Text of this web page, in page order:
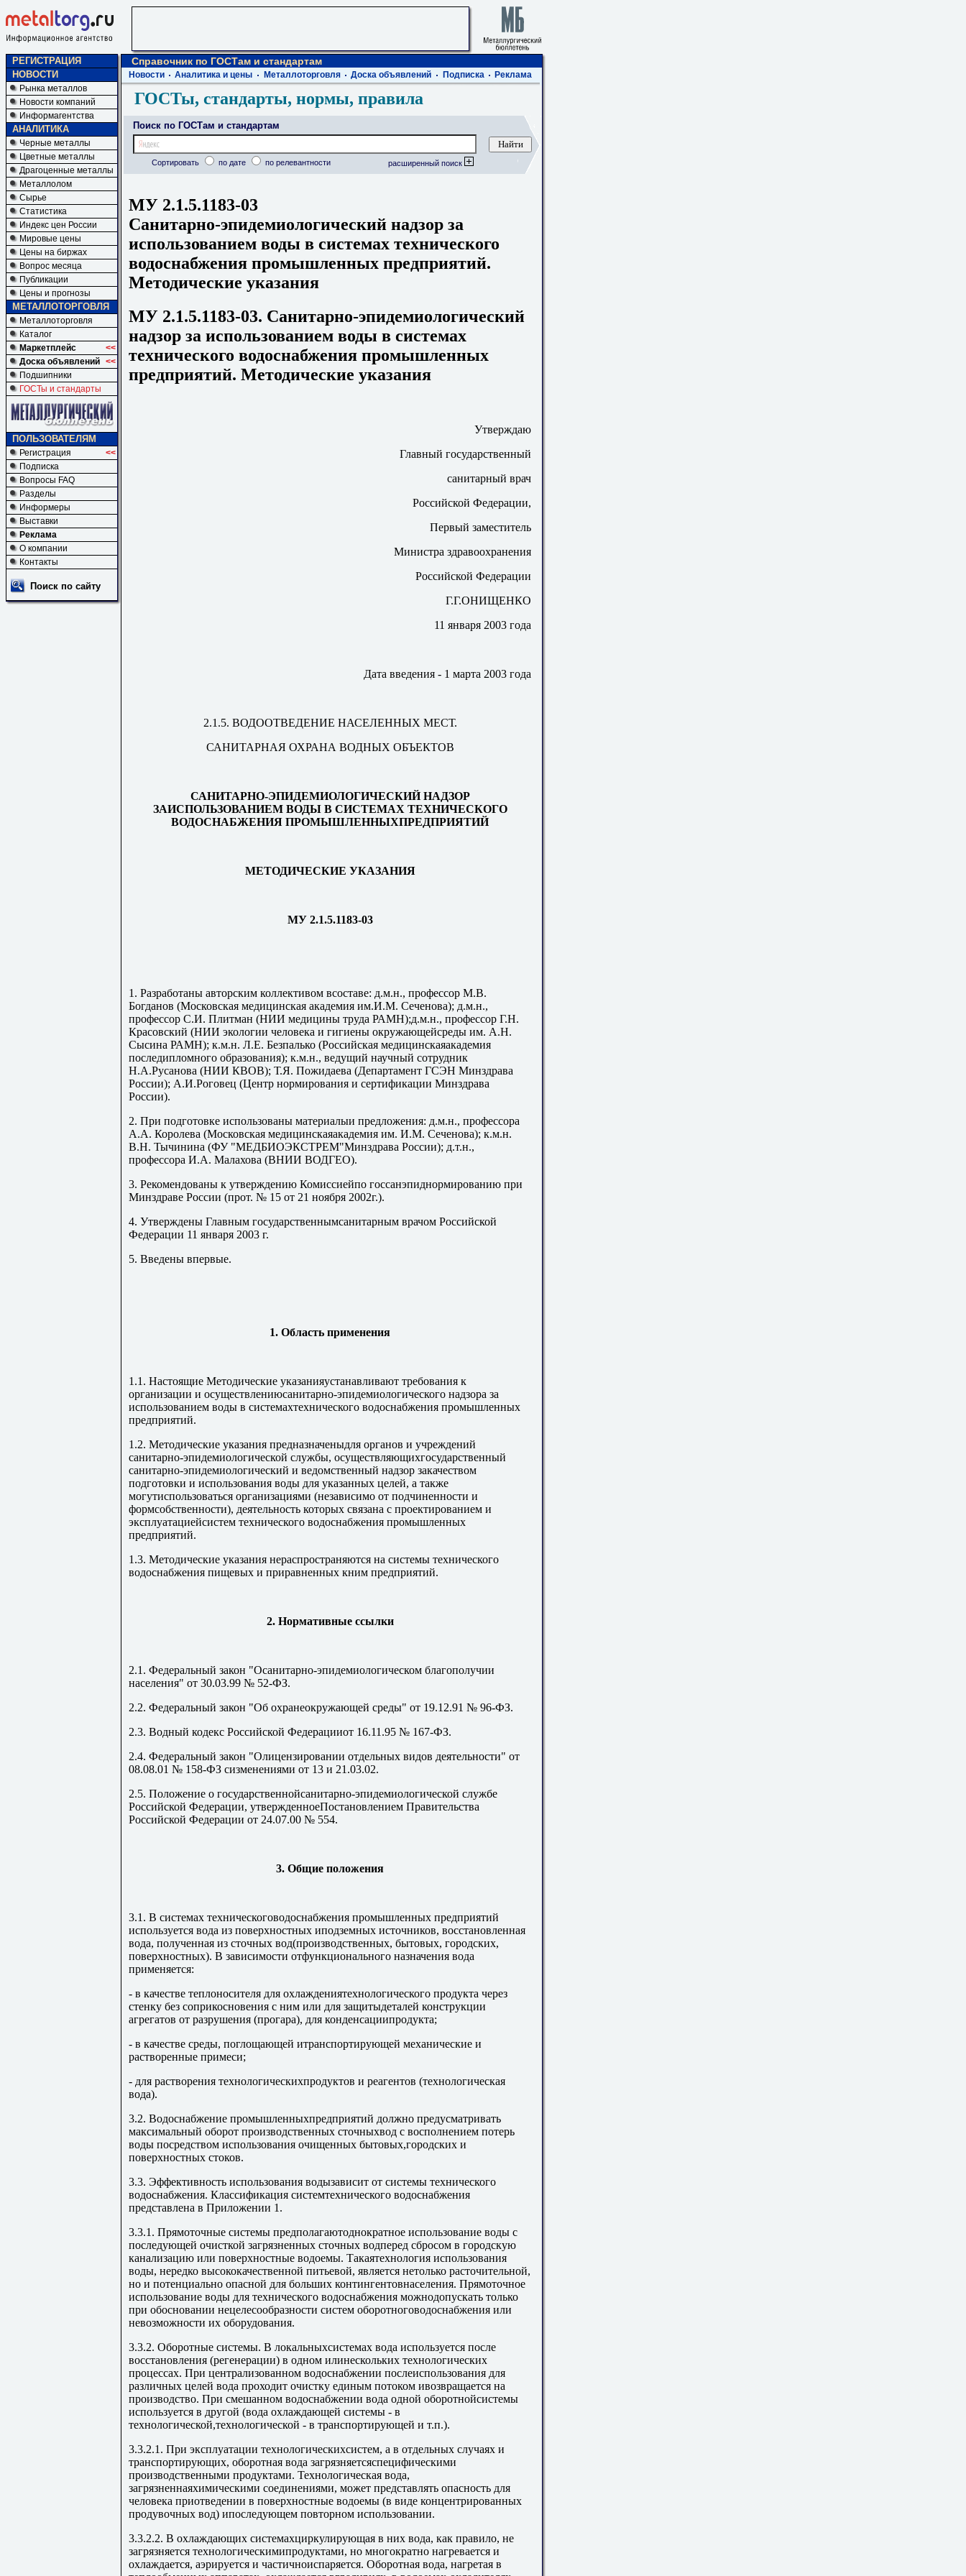
РЕГИСТРАЦИЯ
НОВОСТИ
Рынка металлов
Новости компаний
Информагентства
АНАЛИТИКА
Черные металлы
Цветные металлы
Драгоценные металлы
Металлолом
Сырье
Статистика
Индекс цен России
Мировые цены
Цены на биржах
Вопрос месяца
Публикации
Цены и прогнозы
МЕТАЛЛОТОРГОВЛЯ
Металлоторговля
Каталог
Маркетплейс
<<
Доска объявлений <<
Подшипники
ГОСТы и стандарты
ПОЛЬЗОВАТЕЛЯМ
Регистрация
<<
Подписка
Вопросы FAQ
Разделы
Информеры
Выставки
Реклама
О компании
Контакты
Поиск по сайту
Справочник по ГОСТам и стандартам
Новости Аналитика и цены Металлоторговля Доска объявлений Подписка Реклама
ГОСТы, стандарты, нормы, правила
Поиск по ГОСТам и стандартам
Сортировать по дате по релевантности расширенный поиск
МУ 2.1.5.1183-03
Санитарно-эпидемиологический надзор за
использованием воды в системах технического
водоснабжения промышленных предприятий.
Методические указания
МУ 2.1.5.1183-03. Санитарно-эпидемиологический
надзор за использованием воды в системах
технического водоснабжения промышленных
предприятий. Методические указания
Утверждаю
Главный государственный
санитарный врач
Российской Федерации,
Первый заместитель
Министра здравоохранения
Российской Федерации
Г.Г.ОНИЩЕНКО
11 января 2003 года
Дата введения - 1 марта 2003 года
2.1.5. ВОДООТВЕДЕНИЕ НАСЕЛЕННЫХ МЕСТ.
САНИТАРНАЯ ОХРАНА ВОДНЫХ ОБЪЕКТОВ
САНИТАРНО-ЭПИДЕМИОЛОГИЧЕСКИЙ НАДЗОР
ЗАИСПОЛЬЗОВАНИЕМ ВОДЫ В СИСТЕМАХ ТЕХНИЧЕСКОГО
ВОДОСНАБЖЕНИЯ ПРОМЫШЛЕННЫХПРЕДПРИЯТИЙ
МЕТОДИЧЕСКИЕ УКАЗАНИЯ
МУ 2.1.5.1183-03
1. Разработаны авторским коллективом всоставе: д.м.н., профессор М.В.
Богданов (Московская медицинская академия им.И.М. Сеченова); д.м.н.,
профессор С.И. Плитман (НИИ медицины труда РАМН);д.м.н., профессор Г.Н.
Красовский (НИИ экологии человека и гигиены окружающейсреды им. А.Н.
Сысина РАМН); к.м.н. Л.Е. Безпалько (Российская медицинскаяакадемия
последипломного образования); к.м.н., ведущий научный сотрудник
Н.А.Русанова (НИИ КВОВ); Т.Я. Пожидаева (Департамент ГСЭН Минздрава
России); А.И.Роговец (Центр нормирования и сертификации Минздрава
России).
2. При подготовке использованы материалыи предложения: д.м.н., профессора
А.А. Королева (Московская медицинскаяакадемия им. И.М. Сеченова); к.м.н.
В.Н. Тычинина (ФУ "МЕДБИОЭКСТРЕМ"Минздрава России); д.т.н.,
профессора И.А. Малахова (ВНИИ ВОДГЕО).
3. Рекомендованы к утверждению Комиссиейпо госсанэпиднормированию при
Минздраве России (прот. № 15 от 21 ноября 2002г.).
4. Утверждены Главным государственнымсанитарным врачом Российской
Федерации 11 января 2003 г.
5. Введены впервые.
1. Область применения
1.1. Настоящие Методические указанияустанавливают требования к
организации и осуществлениюсанитарно-эпидемиологического надзора за
использованием воды в системахтехнического водоснабжения промышленных
предприятий.
1.2. Методические указания предназначеныдля органов и учреждений
санитарно-эпидемиологической службы, осуществляющихгосударственный
санитарно-эпидемиологический и ведомственный надзор закачеством
подготовки и использования воды для указанных целей, а также
могутиспользоваться организациями (независимо от подчиненности и
формсобственности), деятельность которых связана с проектированием и
эксплуатациейсистем технического водоснабжения промышленных
предприятий.
1.3. Методические указания нераспространяются на системы технического
водоснабжения пищевых и приравненных кним предприятий.
2. Нормативные ссылки
2.1. Федеральный закон "Осанитарно-эпидемиологическом благополучии
населения" от 30.03.99 № 52-ФЗ.
2.2. Федеральный закон "Об охранеокружающей среды" от 19.12.91 № 96-ФЗ.
2.3. Водный кодекс Российской Федерацииот 16.11.95 № 167-ФЗ.
2.4. Федеральный закон "Олицензировании отдельных видов деятельности" от
08.08.01 № 158-ФЗ сизменениями от 13 и 21.03.02.
2.5. Положение о государственнойсанитарно-эпидемиологической службе
Российской Федерации, утвержденноеПостановлением Правительства
Российской Федерации от 24.07.00 № 554.
3. Общие положения
3.1. В системах техническоговодоснабжения промышленных предприятий
используется вода из поверхностных иподземных источников, восстановленная
вода, полученная из сточных вод(производственных, бытовых, городских,
поверхностных). В зависимости отфункционального назначения вода
применяется:
- в качестве теплоносителя для охлаждениятехнологического продукта через
стенку без соприкосновения с ним или для защитыдеталей конструкции
агрегатов от разрушения (прогара), для конденсациипродукта;
- в качестве среды, поглощающей итранспортирующей механические и
растворенные примеси;
- для растворения технологическихпродуктов и реагентов (технологическая
вода).
3.2. Водоснабжение промышленныхпредприятий должно предусматривать
максимальный оборот производственных сточныхвод с восполнением потерь
воды посредством использования очищенных бытовых,городских и
поверхностных стоков.
3.3. Эффективность использования водызависит от системы технического
водоснабжения. Классификация системтехнического водоснабжения
представлена в Приложении 1.
3.3.1. Прямоточные системы предполагаютоднократное использование воды с
последующей очисткой загрязненных сточных водперед сбросом в городскую
канализацию или поверхностные водоемы. Такаятехнология использования
воды, нередко высококачественной питьевой, является нетолько расточительной,
но и потенциально опасной для больших контингентовнаселения. Прямоточное
использование воды для технического водоснабжения можнодопускать только
при обосновании нецелесообразности систем оборотноговодоснабжения или
невозможности их оборудования.
3.3.2. Оборотные системы. В локальныхсистемах вода используется после
восстановления (регенерации) в одном илинескольких технологических
процессах. При централизованном водоснабжении послеиспользования для
различных целей вода проходит очистку единым потоком ивозвращается на
производство. При смешанном водоснабжении вода одной оборотнойсистемы
используется в другой (вода охлаждающей системы - в
технологической,технологической - в транспортирующей и т.п.).
3.3.2.1. При эксплуатации технологическихсистем, а в отдельных случаях и
транспортирующих, оборотная вода загрязняетсяспецифическими
производственными продуктами. Технологическая вода,
загрязненнаяхимическими соединениями, может представлять опасность для
человека приотведении в поверхностные водоемы (в виде концентрированных
продувочных вод) ипоследующем повторном использовании.
3.3.2.2. В охлаждающих системахциркулирующая в них вода, как правило, не
загрязняется технологическимипродуктами, но многократно нагревается и
охлаждается, аэрируется и частичноиспаряется. Оборотная вода, нагретая в